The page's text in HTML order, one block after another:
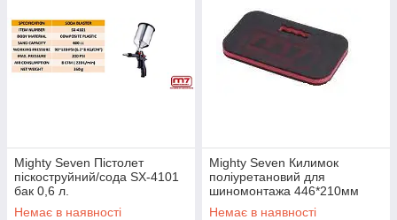
Mighty Seven Пістолет
піскоструйний/сода SX-4101
бак 0,6 л.
Немає в наявності
Mighty Seven Килимок
поліуретановий для
шиномонтажа 446*210мм
чорний
Немає в наявності